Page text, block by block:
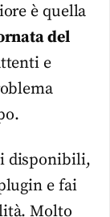
è quella
del
e
disponibili,
e fai
Molto